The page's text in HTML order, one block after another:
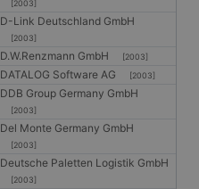
[2003]
D-Link Deutschland GmbH
[2003]
D.W.Renzmann GmbH [2003]
DATALOG Software AG [2003]
DDB Group Germany GmbH
[2003]
Del Monte Germany GmbH
[2003]
Deutsche Paletten Logistik GmbH
[2003]